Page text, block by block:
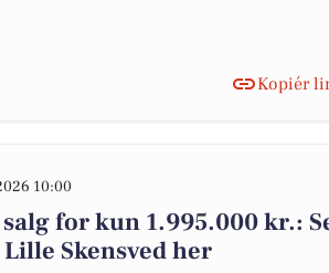
Kopiér
10:00
for kun 1.995.000 kr.:
Skensved her